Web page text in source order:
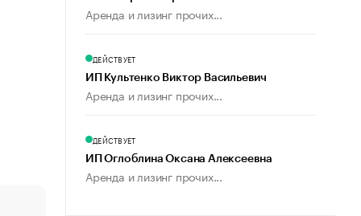
Аренда и лизинг прочих...
ДЕЙСТВУЕТ
ИП Культенко Виктор Васильевич
Аренда и лизинг прочих...
ДЕЙСТВУЕТ
ИП Оглоблина Оксана Алексеевна
Аренда и лизинг прочих...